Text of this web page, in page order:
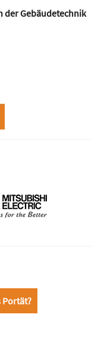
der Gebäudetechnik
Portät?